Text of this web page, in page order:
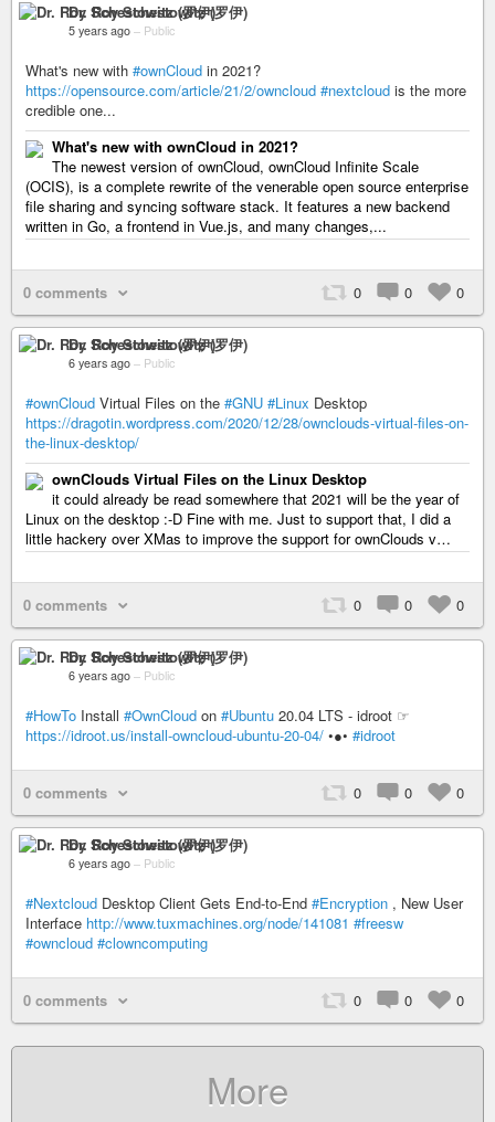
Dr. Roy Schestowitz (罗伊)
5 years ago – Public
What's new with #ownCloud in 2021?
https://opensource.com/article/21/2/owncloud #nextcloud is the more
credible one...
What's new with ownCloud in 2021?
The newest version of ownCloud, ownCloud Infinite Scale
(OCIS), is a complete rewrite of the venerable open source enterprise
file sharing and syncing software stack. It features a new backend
written in Go, a frontend in Vue.js, and many changes,...
0 comments 0 0 0
Dr. Roy Schestowitz (罗伊)
6 years ago – Public
#ownCloud Virtual Files on the #GNU #Linux Desktop
https://dragotin.wordpress.com/2020/12/28/ownclouds-virtual-files-on-
the-linux-desktop/
ownClouds Virtual Files on the Linux Desktop
it could already be read somewhere that 2021 will be the year of
Linux on the desktop :-D Fine with me. Just to support that, I did a
little hackery over XMas to improve the support for ownClouds v…
0 comments 0 0 0
Dr. Roy Schestowitz (罗伊)
6 years ago – Public
#HowTo Install #OwnCloud on #Ubuntu 20.04 LTS - idroot ☞
https://idroot.us/install-owncloud-ubuntu-20-04/ •●• #idroot
0 comments 0 0 0
Dr. Roy Schestowitz (罗伊)
6 years ago – Public
#Nextcloud Desktop Client Gets End-to-End #Encryption , New User
Interface http://www.tuxmachines.org/node/141081 #freesw
#owncloud #clowncomputing
0 comments 0 0 0
More